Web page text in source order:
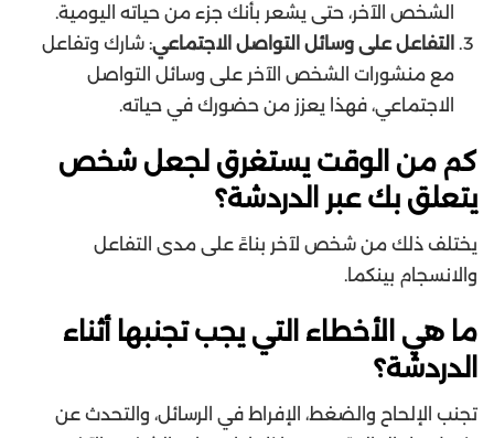
الشخص الآخر، حتى يشعر بأنك جزء من حياته اليومية.
التفاعل على وسائل التواصل الاجتماعي: شارك وتفاعل
مع منشورات الشخص الآخر على وسائل التواصل
الاجتماعي، فهذا يعزز من حضورك في حياته.
كم من الوقت يستغرق لجعل شخص
يتعلق بك عبر الدردشة؟
يختلف ذلك من شخص لآخر بناءً على مدى التفاعل
والانسجام بينكما.
ما هي الأخطاء التي يجب تجنبها أثناء
الدردشة؟
تجنب الإلحاح والضغط، الإفراط في الرسائل، والتحدث عن